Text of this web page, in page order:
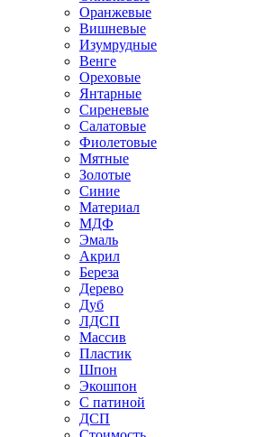
Оранжевые
Вишневые
Изумрудные
Венге
Ореховые
Янтарные
Сиреневые
Салатовые
Фиолетовые
Мятные
Золотые
Синие
Материал
МДФ
Эмаль
Акрил
Береза
Дерево
Дуб
ЛДСП
Массив
Пластик
Шпон
Экошпон
С патиной
ДСП